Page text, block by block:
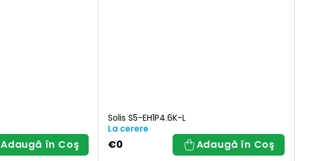
Adaugă în Coş
Solis S5-EH1P4.6K-L
La cerere
€0 Adaugă în Coş